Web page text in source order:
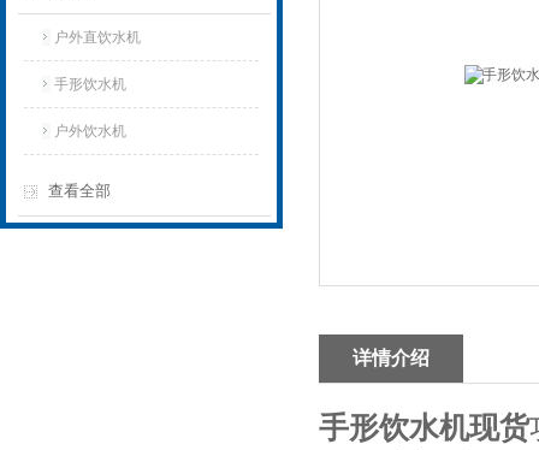
户外直饮水机
手形饮水机
户外饮水机
查看全部
详情介绍
手形饮水机现货